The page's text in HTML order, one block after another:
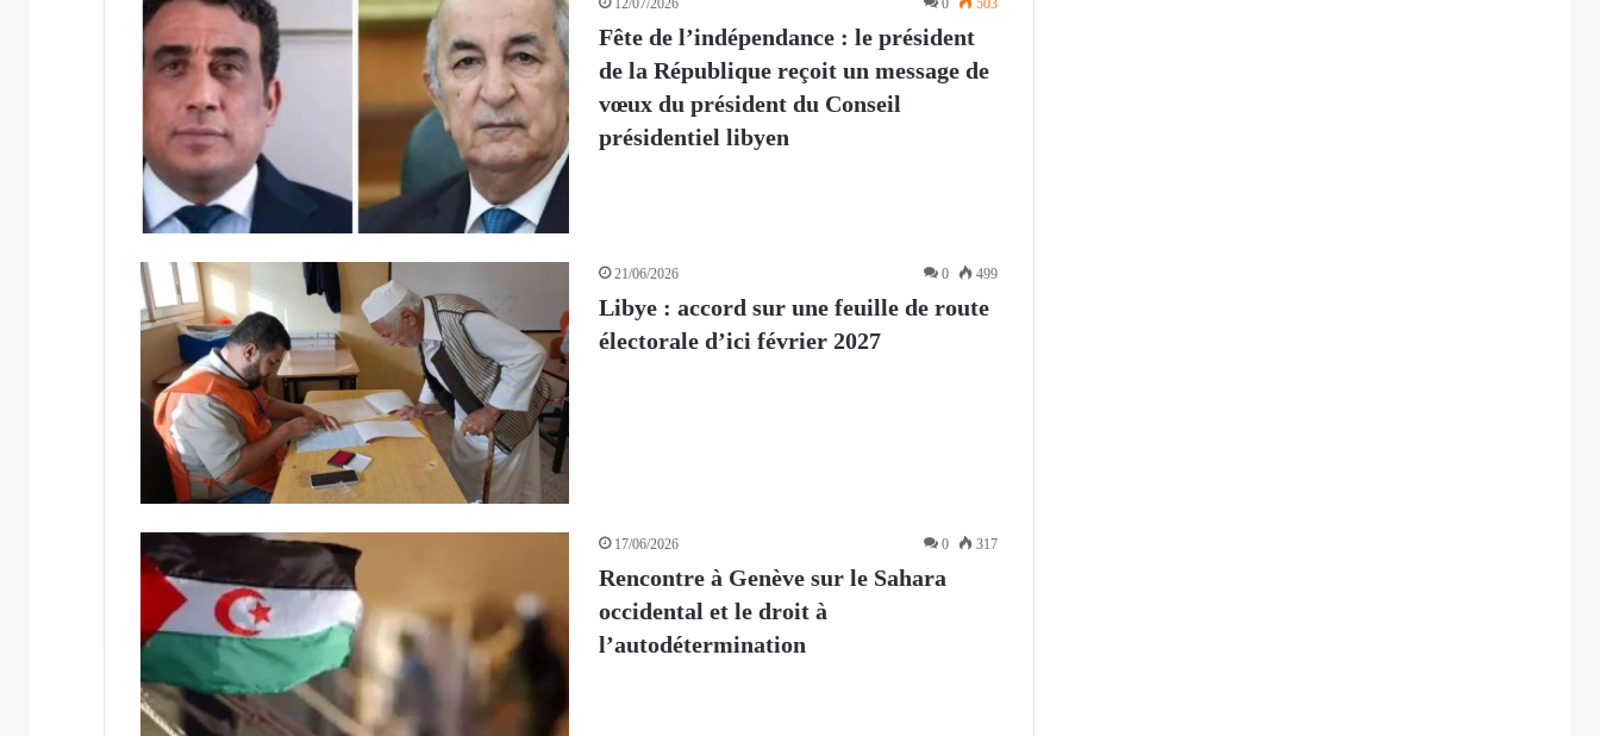
12/07/2026 0 503
Fête de l’indépendance : le président
de la République reçoit un message de
vœux du président du Conseil
présidentiel libyen
21/06/2026 0 499
Libye : accord sur une feuille de route
électorale d’ici février 2027
17/06/2026 0 317
Rencontre à Genève sur le Sahara
occidental et le droit à
l’autodétermination